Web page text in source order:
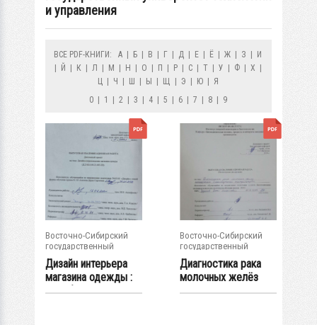
и управления
ВСЕ PDF-КНИГИ: А Б В Г Д Е Ё Ж З
И
Й К Л М Н О П Р С Т У Ф Х
Ц
Ч Ш Ы Щ Э Ю
Я
0
1 2 3 4 5 6 7 8 9
Восточно-Сибирский
государственный
университет...
Дизайн интерьера
магазина одежды :
ВКР бакалавра...
Восточно-Сибирский
государственный
университет...
Диагностика рака
молочных желёз
аппаратом...